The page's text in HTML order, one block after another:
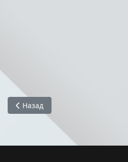
Предыдущий: Электронная
Назад